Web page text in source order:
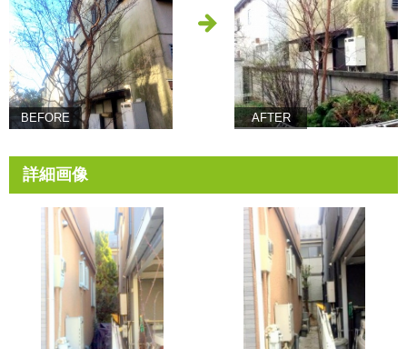
BEFORE AFTER
詳細画像